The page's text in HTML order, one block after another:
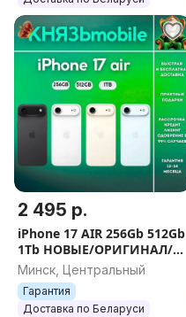
2 495 р.
iPhone 17 AIR 256Gb 512Gb
1Tb НОВЫЕ/ОРИГИНАЛ/
ГАРАНТИЯ/ПОДАРКИ
Минск, Центральный
Гарантия
Доставка по Беларуси